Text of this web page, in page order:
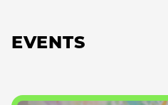
EVENTS